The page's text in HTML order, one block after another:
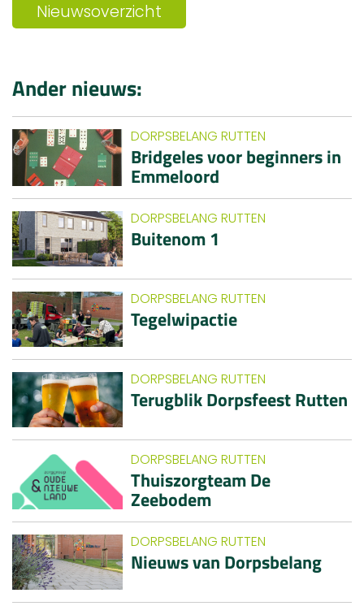
Nieuwsoverzicht
Ander nieuws:
DORPSBELANG RUTTEN
Bridgeles voor beginners in
Emmeloord
DORPSBELANG RUTTEN
Buitenom 1
DORPSBELANG RUTTEN
Tegelwipactie
DORPSBELANG RUTTEN
Terugblik Dorpsfeest Rutten
DORPSBELANG RUTTEN
Thuiszorgteam De
Zeebodem
DORPSBELANG RUTTEN
Nieuws van Dorpsbelang